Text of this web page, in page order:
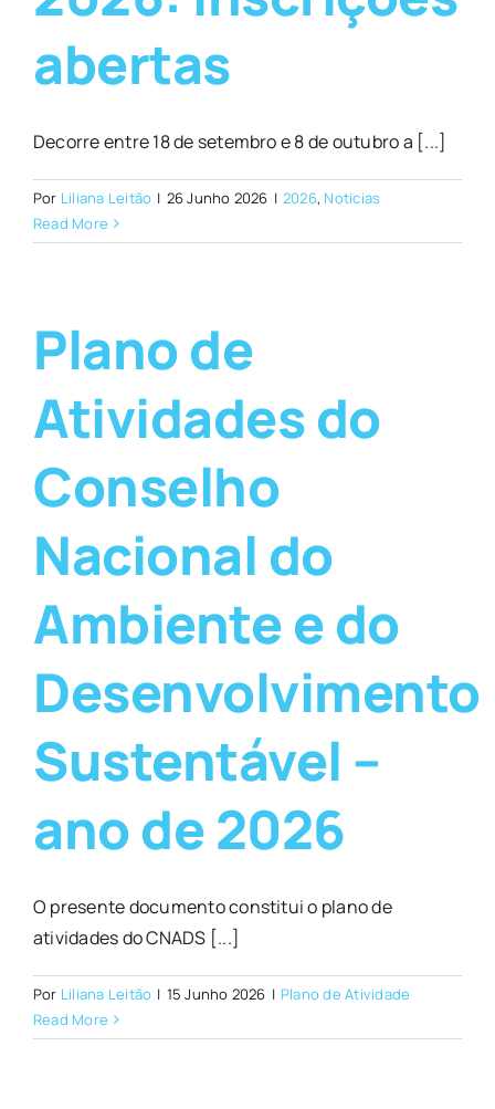
abertas
Decorre entre 18 de setembro e 8 de outubro a [...]
Por Liliana Leitão | 26 Junho 2026 | 2026, Noticias
Read More
Plano de
Atividades do
Conselho
Nacional do
Ambiente e do
Desenvolvimento
Sustentável –
ano de 2026
O presente documento constitui o plano de
atividades do CNADS [...]
Por Liliana Leitão | 15 Junho 2026 | Plano de Atividade
Read More